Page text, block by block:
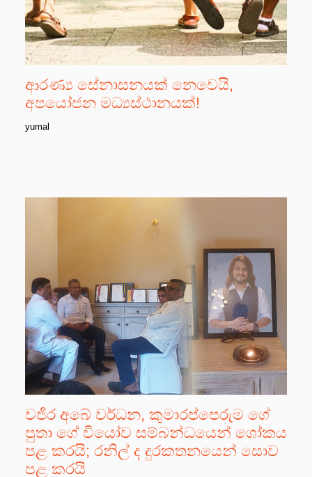
ආරණ්‍ය සේනාසනයක් නෙවෙයි,
අපයෝජන මධ්‍යස්ථානයක්!
yumal
වජිර අබේ වර්ධන, කුමාරප්පෙරුම ගේ
පුතා ගේ වියෝව සම්බන්ධයෙන් ශෝකය
පළ කරයි; රනිල් ද දුරකතනයෙන් සොව
පළ කරයි